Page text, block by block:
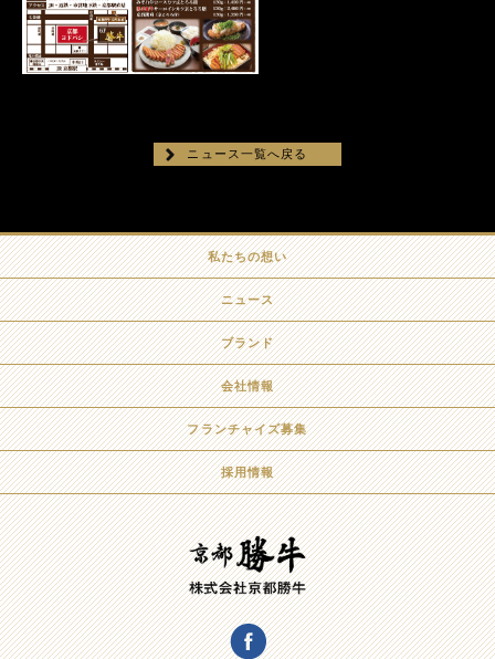
ニュース一覧へ戻る
私たちの想い
ニュース
ブランド
会社情報
フランチャイズ募集
採用情報